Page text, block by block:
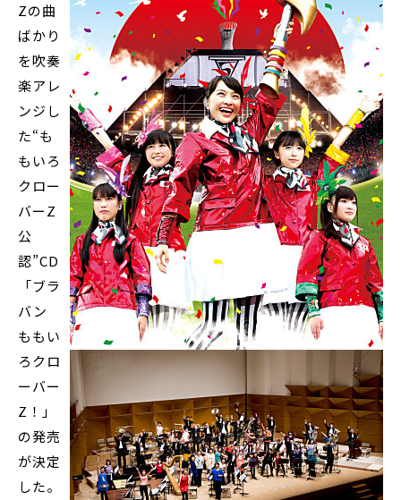
Zの曲
ばかり
を吹奏
楽アレ
ンジし
た“も
もいろ
クロー
バーZ
公
認”CD
「ブラ
バン
ももい
ろクロ
ーバー
Z！」
の発売
が決定
した。